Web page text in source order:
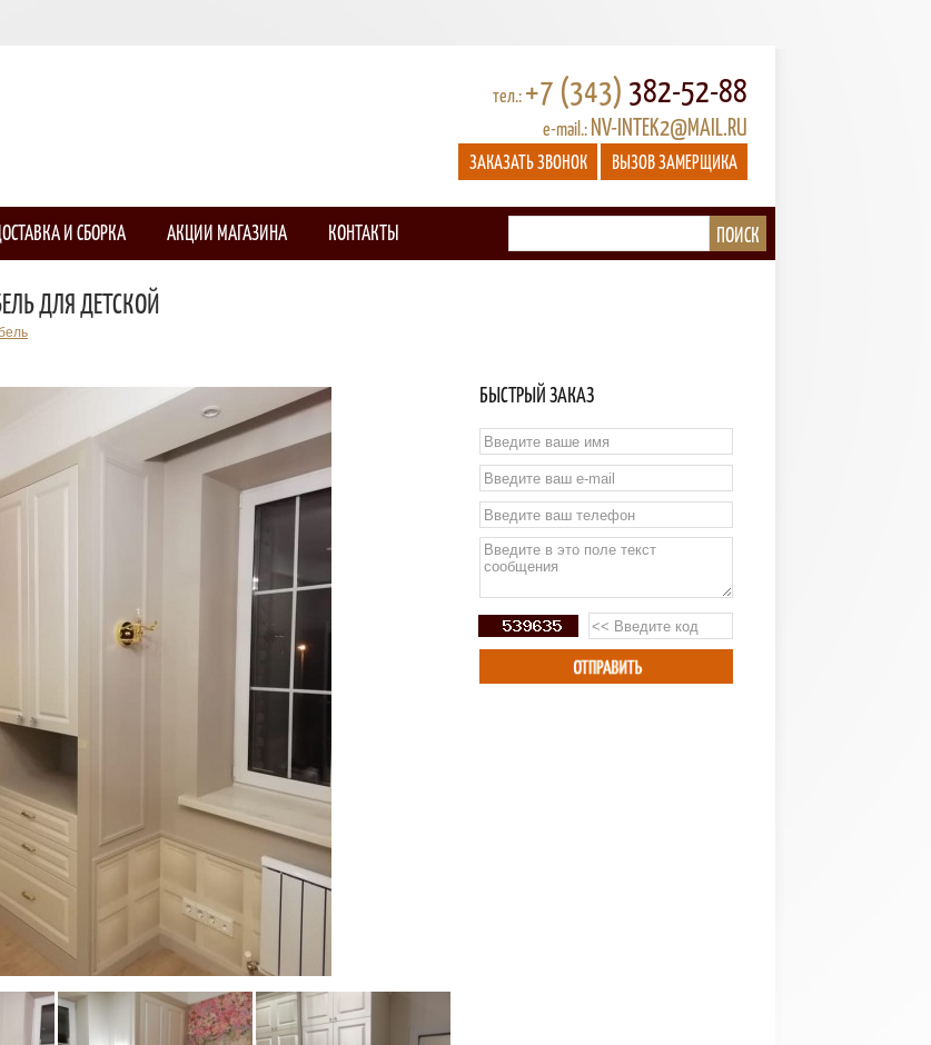
тел.:+7 (343) 382-52-88
e-mail.:NV-INTEK2@MAIL.RU
ЗАКАЗАТЬ ЗВОНОК ВЫЗОВ ЗАМЕРЩИКА
И СБОРКА АКЦИИ МАГАЗИНА КОНТАКТЫ
ДЛЯ ДЕТСКОЙ
БЫСТРЫЙ ЗАКАЗ